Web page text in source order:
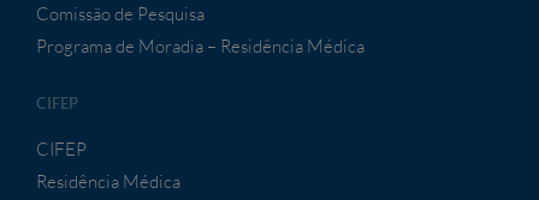
Comissão de Pesquisa
Programa de Moradia – Residência Médica
CIFEP
CIFEP
Residência Médica